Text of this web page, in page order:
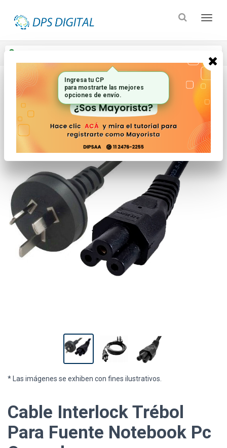
Inicio Electronica Audio Y Video_2 Cables
* Las imágenes se exhiben con fines ilustrativos.
Cable Interlock Trébol
Para Fuente Notebook Pc
Ingresa tu CP
para mostrarte las mejores
opciones de envío.